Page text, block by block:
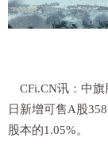
CFi.CN讯：中
日新增可售A股
股本的1.05%。